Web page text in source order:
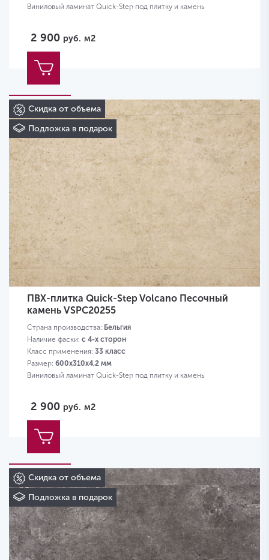
Виниловый ламинат Quick-Step под плитку и камень
2 900 руб. м2
Скидка от объема
Подложка в подарок
ПВХ-плитка Quick-Step Volcano Песочный
камень VSPC20255
Страна производства: Бельгия
Наличие фаски: с 4-х сторон
Класс применения: 33 класс
Размер: 600х310х4,2 мм
Виниловый ламинат Quick-Step под плитку и камень
2 900 руб. м2
Скидка от объема
Подложка в подарок